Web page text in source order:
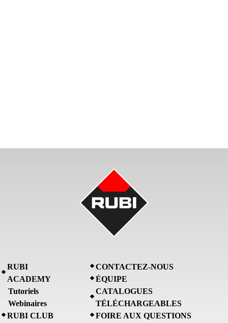
RUBI
ACADEMY
Tutoriels
Webinaires
RUBI CLUB
CONTACTEZ-NOUS
ÉQUIPE
CATALOGUES
TÉLÉCHARGEABLES
FOIRE AUX QUESTIONS